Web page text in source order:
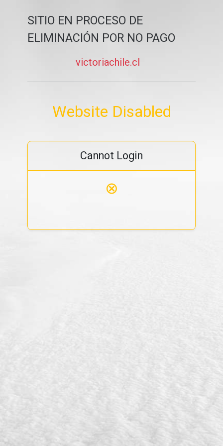
SITIO EN PROCESO DE
ELIMINACIÓN POR NO PAGO
victoriachile.cl
Website Disabled
Cannot Login
⊗